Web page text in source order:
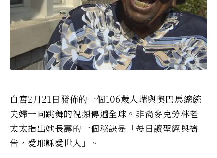
白宮2月21日發佈的一個106歲人瑞與奧巴馬總統
夫婦一同跳舞的視頻傳遍全球。非裔麥克勞林老
太太指出她長壽的一個秘訣是「每日讀聖經與禱
告，愛耶穌愛世人」。